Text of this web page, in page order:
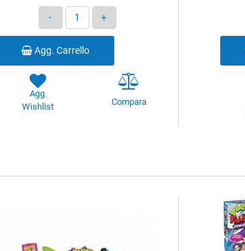
Quantità
Agg. Carrello
Agg.
Wishlist
Compara